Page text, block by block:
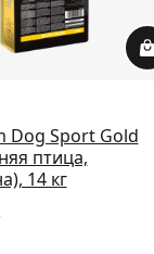
Dog Sport Gold
птица,
14 кг